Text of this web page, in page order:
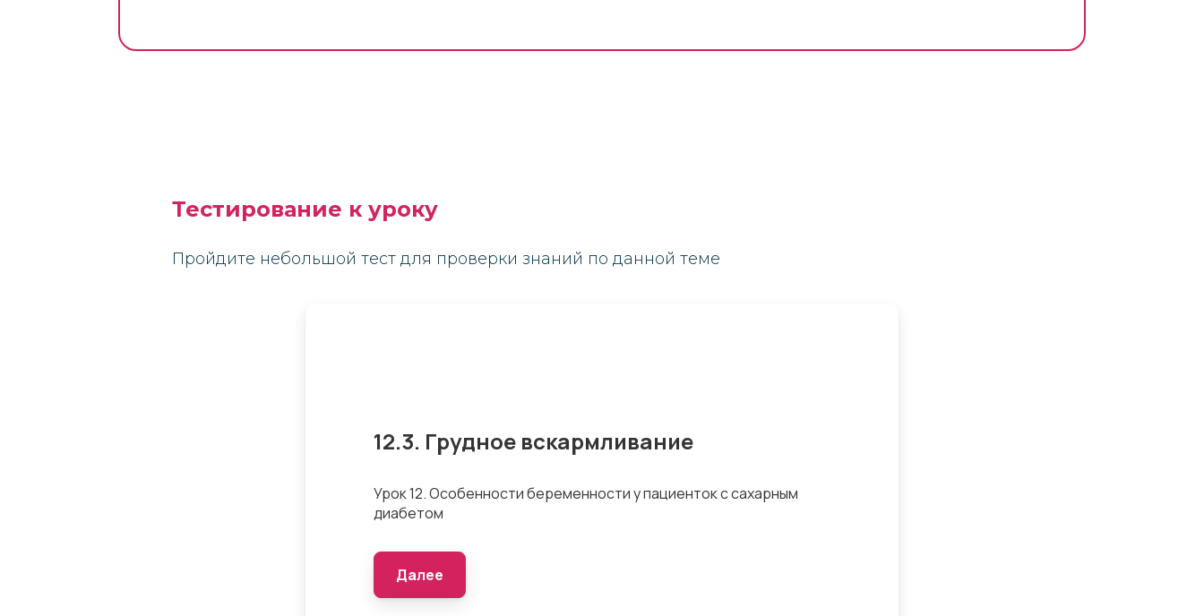
Тестирование к уроку
Пройдите небольшой тест для проверки знаний по данной теме